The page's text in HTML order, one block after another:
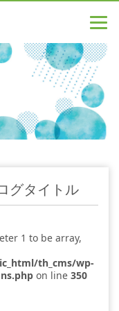
グタイトル
1 to be array,
th_cms/wp-
on line 350